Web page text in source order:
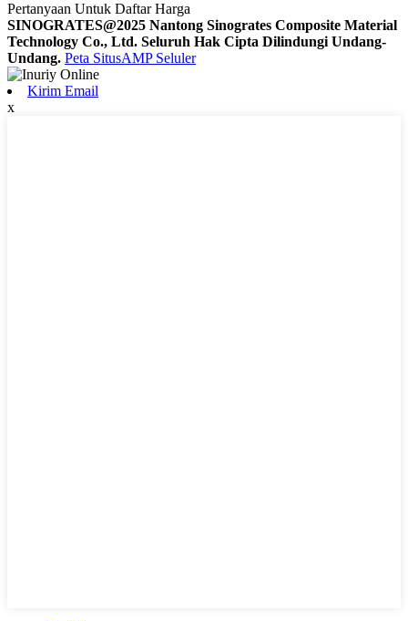
Pertanyaan Untuk Daftar Harga
SINOGRATES@2025 Nantong Sinogrates Composite Material
Technology Co., Ltd. Seluruh Hak Cipta Dilindungi Undang-
Undang. Peta SitusAMP Seluler
Kirim Email
x